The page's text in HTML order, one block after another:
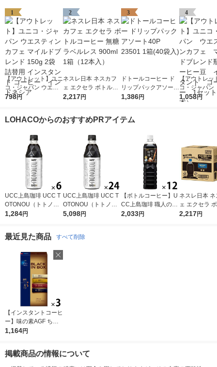
1
【アウトレット】ユニ
コ・ジャパン ウエス
ティンカフェ マイル
コーヒー インドネシ
798円
2
ネスレ日本 ネスカフ
ェ エクセラ ボトルコ
ーヒー 無糖 ラベルレ
2,217円
3
ドトールコーヒー ド
リップパックアソート
40P 23501 1箱(40袋
1,386円
4
【アウトレッ
コ・ジャパ
ティンカフ
1,058円
LOHACOからのおすすめPRアイテム
UCC上島珈琲 UCC T
OTONOU（トトノ
ウ） by BLACK無糖 5
1,284円
UCC上島珈琲 UCC T
OTONOU（トトノ
ウ） by BLACK無糖 5
5,098円
【ボトルコーヒー】U
CC上島珈琲 職人の珈
琲 無糖 900ml 1箱（1
2,033円
ネスレ日本
ェ エクセラ
ーヒー 無糖
2,217円
最近見た商品 すべて削除
お気に入りに
登録しました
【インスタントコーヒ
ー】味の素AGF ちょ
っと贅沢な珈琲店 ブ
ック 1セット（24本：
8本入×3箱）
1,164円
掲載商品の情報について